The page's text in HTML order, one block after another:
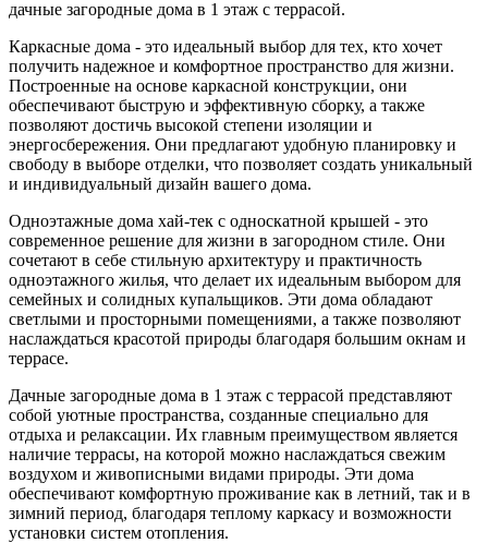
дачные загородные дома в 1 этаж с террасой.
Каркасные дома - это идеальный выбор для тех, кто хочет
получить надежное и комфортное пространство для жизни.
Построенные на основе каркасной конструкции, они
обеспечивают быструю и эффективную сборку, а также
позволяют достичь высокой степени изоляции и
энергосбережения. Они предлагают удобную планировку и
свободу в выборе отделки, что позволяет создать уникальный
и индивидуальный дизайн вашего дома.
Одноэтажные дома хай-тек с односкатной крышей - это
современное решение для жизни в загородном стиле. Они
сочетают в себе стильную архитектуру и практичность
одноэтажного жилья, что делает их идеальным выбором для
семейных и солидных купальщиков. Эти дома обладают
светлыми и просторными помещениями, а также позволяют
наслаждаться красотой природы благодаря большим окнам и
террасе.
Дачные загородные дома в 1 этаж с террасой представляют
собой уютные пространства, созданные специально для
отдыха и релаксации. Их главным преимуществом является
наличие террасы, на которой можно наслаждаться свежим
воздухом и живописными видами природы. Эти дома
обеспечивают комфортную проживание как в летний, так и в
зимний период, благодаря теплому каркасу и возможности
установки систем отопления.